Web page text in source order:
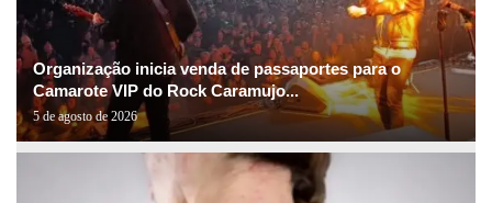
Organização inicia venda de passaportes para o
Camarote VIP do Rock Caramujo...
5 de agosto de 2026